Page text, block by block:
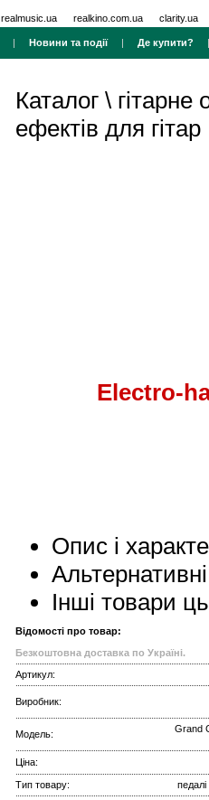
realmusic.ua realkino.com.ua clarity.ua
| Новини та події| Де купити?
Каталог \ гітарне
ефектів для гітар
Electro-
Опис і
Інші товари
Відомості про товар:
Безкоштовна доставка по Україні.
Артикул:
Виробник:
Модель: Grand
Ціна:
Тип товару:
педалі